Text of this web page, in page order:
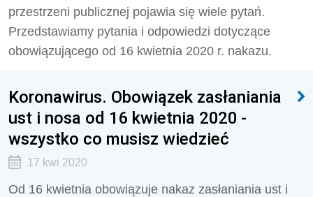
przestrzeni publicznej pojawia się wiele pytań.
Przedstawiamy pytania i odpowiedzi dotyczące
obowiązującego od 16 kwietnia 2020 r. nakazu.
Koronawirus. Obowiązek zasłaniania
ust i nosa od 16 kwietnia 2020 -
wszystko co musisz wiedzieć
17 kwi 2020
Od 16 kwietnia obowiązuje nakaz zasłaniania ust i